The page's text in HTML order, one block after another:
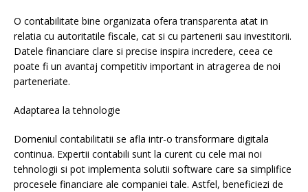
O contabilitate bine organizata ofera transparenta atat in
relatia cu autoritatile fiscale, cat si cu partenerii sau investitorii.
Datele financiare clare si precise inspira incredere, ceea ce
poate fi un avantaj competitiv important in atragerea de noi
parteneriate.
Adaptarea la tehnologie
Domeniul contabilitatii se afla intr-o transformare digitala
continua. Expertii contabili sunt la curent cu cele mai noi
tehnologii si pot implementa solutii software care sa simplifice
procesele financiare ale companiei tale. Astfel, beneficiezi de